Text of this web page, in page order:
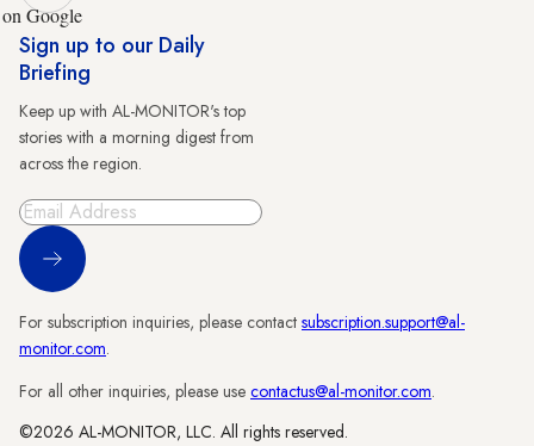
on Google
Sign up to our Daily
Briefing
Keep up with AL-MONITOR's top
stories with a morning digest from
across the region.
Sign Up
For subscription inquiries, please contact subscription.support@al-
monitor.com.
For all other inquiries, please use contactus@al-monitor.com.
©2026 AL-MONITOR, LLC. All rights reserved.